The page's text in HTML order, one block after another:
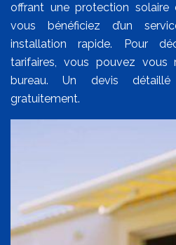
offrant une protection solaire
vous bénéficiez d’un
installation rapide. Pour
tarifaires, vous pouvez vous
bureau. Un devis
gratuitement.